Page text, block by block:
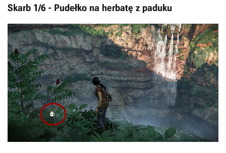
Skarb 1/6 - Pudełko na herbatę z paduku